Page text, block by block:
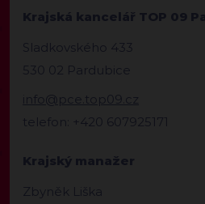
Krajská kancelář TOP 09
Sladkovského 433
530 02 Pardubice
info@pce.top09.cz
telefon: +420 607925171
Krajský manažer
Zbyněk Liška